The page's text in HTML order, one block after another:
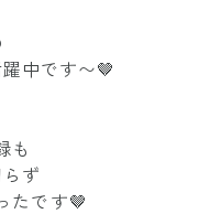
中です〜🤎
も
ず
たです🤎